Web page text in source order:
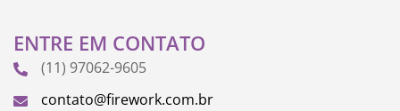
ENTRE EM CONTATO
(11) 97062-9605
contato@firework.com.br